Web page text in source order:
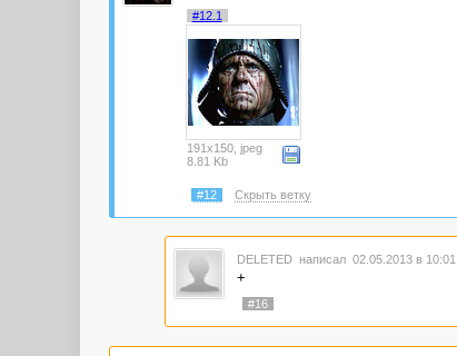
#12.1
191x150, jpeg
8.81 Kb
#12 Скрыть ветку
DELETED написал 02.05.2013 в 10:01
+
#16